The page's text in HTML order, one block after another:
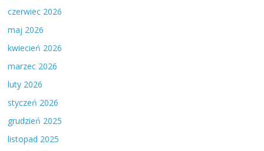
czerwiec 2026
maj 2026
kwiecień 2026
marzec 2026
luty 2026
styczeń 2026
grudzień 2025
listopad 2025